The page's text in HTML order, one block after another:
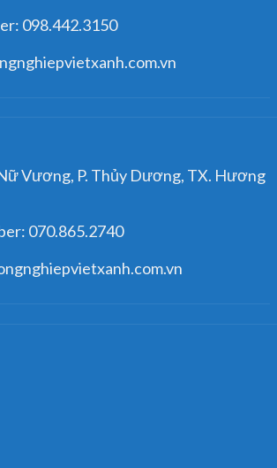
098.442.3150
Vương, P. Thủy Dương, TX. Hương
070.865.2740